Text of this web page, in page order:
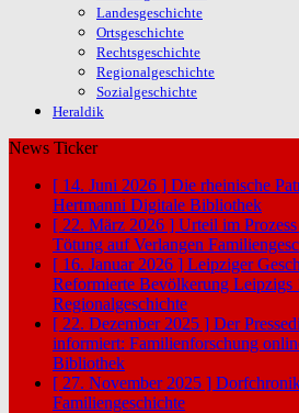
Landesgeschichte
Ortsgeschichte
Rechtsgeschichte
Regionalgeschichte
Sozialgeschichte
Heraldik
News Ticker
[ 14. Juni 2026 ] Die rheinische
Hertmanni Digitale Bibliothek
[ 22. März 2026 ] Urteil im
Tötung auf Verlangen
[ 16. Januar 2026 ] Leipziger
Reformierte Bevölkerung Leipzigs
Regionalgeschichte
[ 22. Dezember 2025 ] Der
informiert: Familienforschung
Bibliothek
[ 27. November 2025 ]
Familiengeschichte